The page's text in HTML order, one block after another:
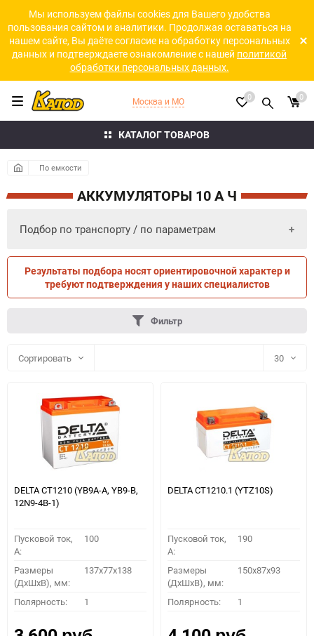
Мы используем файлы cookies для Вашего удобства
пользования сайтом и аналитики. Продолжая оставаться на
нашем сайте, Вы даёте согласие на обработку персональных
данных и подтверждаете ознакомление с нашей политикой
обработки персональных данных.
КАТАЛОГ ТОВАРОВ
Москва и МО 0 0
По емкости
АККУМУЛЯТОРЫ 10 А Ч
Подбор по транспорту / по параметрам
ПО ТРАНСПОРТУ ПО ПАРАМЕТРАМ
ПОДОБРАТЬ
Как определить полярность?
Результаты подбора носят ориентировочной характер и
требуют подтверждения у наших специалистов
Фильтр
Сортировать 30
60
90
DELTA CT1210 (YB9A-A, YB9-B,
12N9-4B-1)
Пусковой ток,
A:
100
Размеры
(ДхШхВ), мм:
137x77x138
Полярность: 1
DELTA CT1210.1 (YTZ10S)
Пусковой ток,
A:
190
Размеры
(ДхШхВ), мм:
150x87x93
Полярность: 1